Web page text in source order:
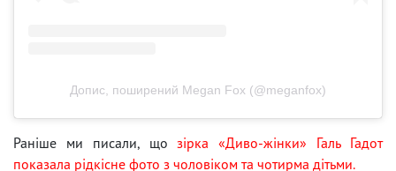
Допис, поширений Megan Fox (@meganfox)
Раніше ми писали, щозірка «Диво-жінки» Галь Гадот
показала рідкісне фото з чоловіком та чотирма дітьми.